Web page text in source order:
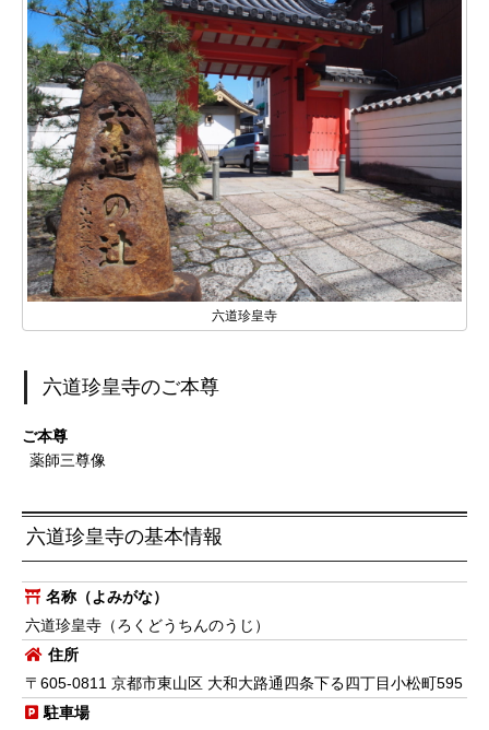
六道珍皇寺
六道珍皇寺のご本尊
ご本尊
薬師三尊像
六道珍皇寺の基本情報
名称（よみがな）
六道珍皇寺（ろくどうちんのうじ）
住所
〒605-0811 京都市東山区 大和大路通四条下る四丁目小松町595
駐車場